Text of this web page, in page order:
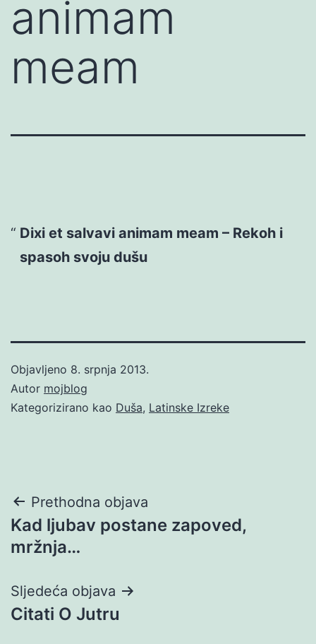
animam
meam
Dixi et salvavi animam meam – Rekoh i
spasoh svoju dušu
Objavljeno 8. srpnja 2013.
Autor mojblog
Kategorizirano kao Duša, Latinske Izreke
Navigacija
objava
Prethodna objava
Kad ljubav postane zapoved,
mržnja…
Sljedeća objava
Citati O Jutru